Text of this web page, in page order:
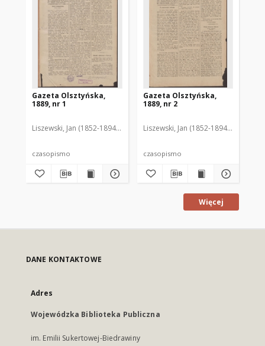
Gazeta Olsztyńska,
1889, nr 1
Liszewski, Jan (1852-1894). Red.
czasopismo
Gazeta Olsztyńska,
1889, nr 2
Liszewski, Jan (1852-1894). Red.
czasopismo
Więcej
DANE KONTAKTOWE
Adres
Wojewódzka Biblioteka Publiczna
im. Emilii Sukertowej-Biedrawiny